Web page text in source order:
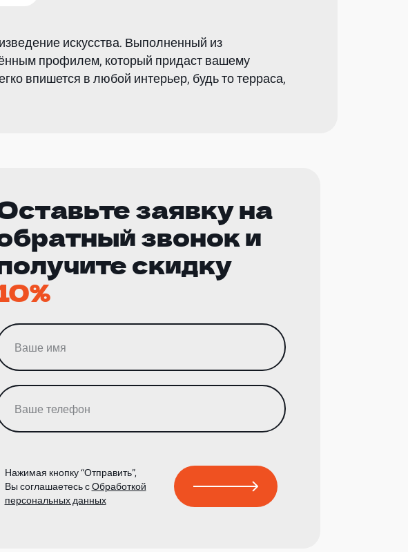
искусства. Выполненный из
профилем, который придаст вашему
впишется в любой интерьер, будь то терраса,
заявку на
звонок и
скидку
Нажимая кнопку “Отправить”,
Вы соглашаетесь сОбработкой
персональных данных